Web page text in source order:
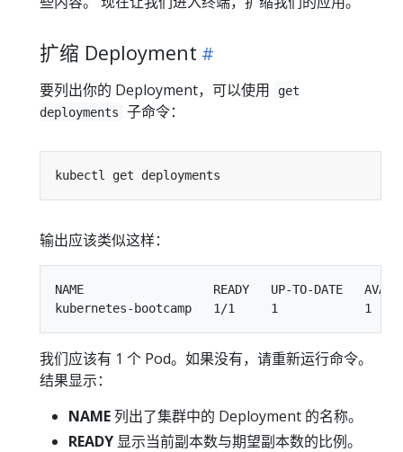
扩缩 Deployment
要列出你的 Deployment，可以使用
get
deployments
子命令：
输出应该类似这样：
NAME                  READY   UP-TO-DATE
我们应该有 1 个 Pod。如果没有，请重新运行命令。
结果显示：
NAME 列出了集群中的 Deployment 的名称。
READY 显示当前副本数与期望副本数的比例。